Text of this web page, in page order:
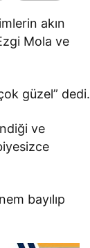
akın
Mola ve
güzel” dedi.
ve
bayılıp